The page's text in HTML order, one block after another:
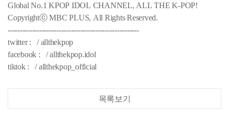
Global No.1 KPOP IDOL CHANNEL, ALL THE K-POP!
Copyrightⓒ MBC PLUS, All Rights Reserved.
------------------------------------------------------
twitter : / allthekpop
facebook : / allthekpop.idol
tiktok : / allthekpop_official
목록보기